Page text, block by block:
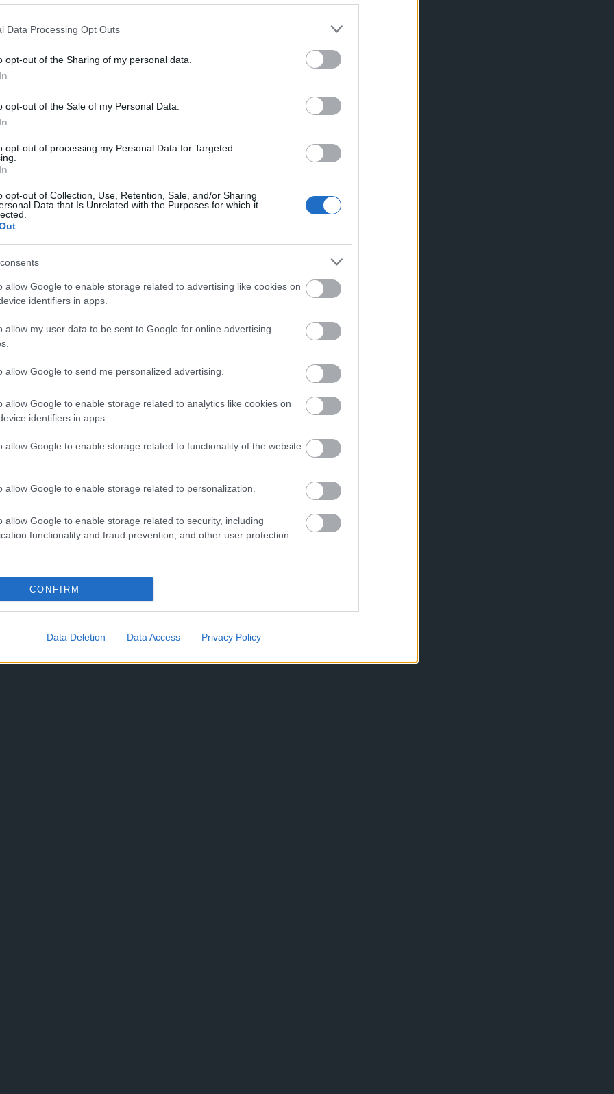
Data Processing Opt Outs
opt-out of the Sharing of my personal data.
opt-out of the Sale of my Personal Data.
opt-out of processing my Personal Data for Targeted
opt-out of Collection, Use, Retention, Sale, and/or Sharing
Data that Is Unrelated with the Purposes for which it
allow Google to enable storage related to advertising like cookies on
identifiers in apps.
allow my user data to be sent to Google for online advertising
allow Google to send me personalized advertising.
allow Google to enable storage related to analytics like cookies on
identifiers in apps.
allow Google to enable storage related to functionality of the website
allow Google to enable storage related to personalization.
allow Google to enable storage related to security, including
functionality and fraud prevention, and other user protection.
CONFIRM
Data Deletion Data Access Privacy Policy
Tetszik 0
Hármashatárhegy HM Ei Rt H145M